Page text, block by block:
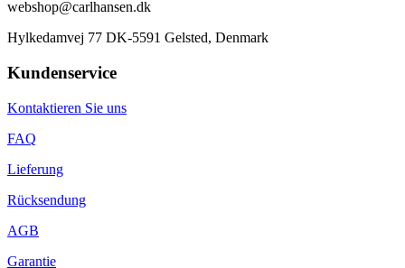
webshop@carlhansen.dk
Hylkedamvej 77 DK-5591 Gelsted, Denmark
Kundenservice
Kontaktieren Sie uns
FAQ
Lieferung
Rücksendung
AGB
Garantie